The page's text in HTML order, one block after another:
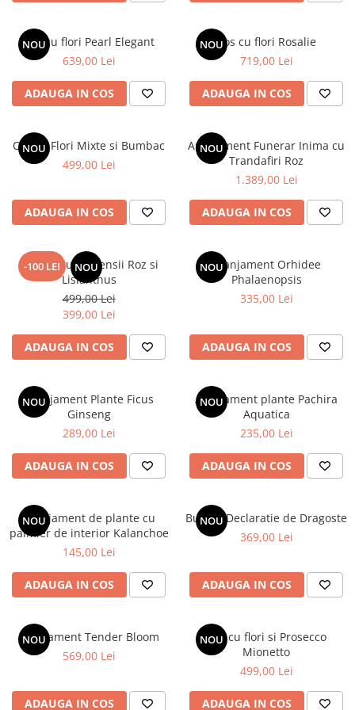
NOU
Cos cu flori Pearl Elegant
639,00 Lei
ADAUGA IN COS
NOUCos cu flori Rosalie
719,00 Lei
ADAUGA IN COS
NOU
Cos cu Flori Mixte si Bumbac
499,00 Lei
ADAUGA IN COS
NOU
Aranjament Funerar Inima cu
Trandafiri Roz
1.389,00 Lei
ADAUGA IN COS
-100 LEI NOU
Buchet cu Hortensii Roz si
Lisianthus
499,00 Lei
399,00 Lei
ADAUGA IN COS
NOUAranjament Orhidee
Phalaenopsis
335,00 Lei
ADAUGA IN COS
NOU
Aranjament Plante Ficus
Ginseng
289,00 Lei
ADAUGA IN COS
NOU
Aranjament plante Pachira
Aquatica
235,00 Lei
ADAUGA IN COS
NOU
Aranjament de plante cu
palmier de interior Kalanchoe
145,00 Lei
ADAUGA IN COS
NOU
Buchet Declaratie de Dragoste
369,00 Lei
ADAUGA IN COS
NOU
Aranjament Tender Bloom
569,00 Lei
ADAUGA IN COS
NOU
Cos cu flori si Prosecco
Mionetto
499,00 Lei
ADAUGA IN COS